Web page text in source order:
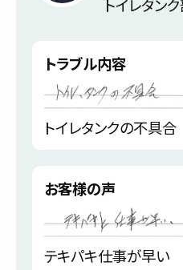
トイレタン
トラブル内容
トイレタンクの不具合
お客様の声
テキパキ仕事が早い